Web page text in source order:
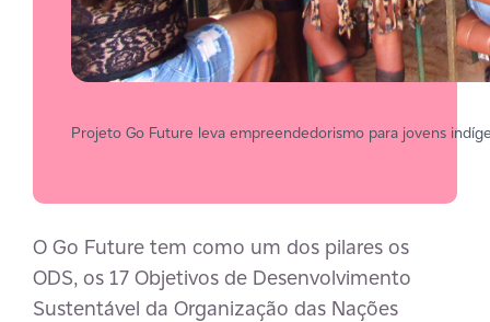
Projeto Go Future leva empreendedorismo para jovens
O Go Future tem como um dos pilares os
ODS, os 17 Objetivos de Desenvolvimento
Sustentável da Organização das Nações